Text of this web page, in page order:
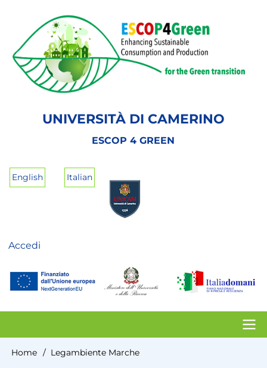
contenuto
principale
UNIVERSITÀ DI CAMERINO
ESCOP 4 GREEN
English Italian
User
account
menu
Accedi
Contacts
Briciole
Home Legambiente Marche